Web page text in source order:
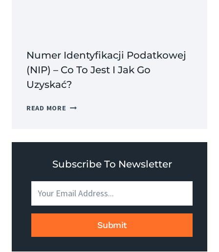
Numer Identyfikacji Podatkowej
(NIP) – Co To Jest I Jak Go
Uzyskać?
READ MORE NUMER
CO
JEST
I
JAK
UZYSKAĆ?
Subscribe To Newsletter
Submit